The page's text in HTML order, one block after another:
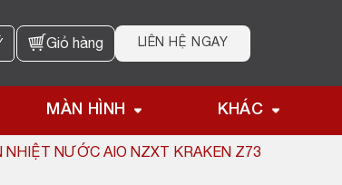
Giỏ hàng LIÊN HỆ NGAY
MÀN HÌNH KHÁC
NHIỆT NƯỚC AIO NZXT KRAKEN Z73